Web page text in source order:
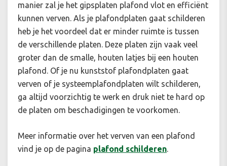
manier zal je het gipsplaten plafond vlot en efficiënt
kunnen verven. Als je plafondplaten gaat schilderen
heb je het voordeel dat er minder ruimte is tussen
de verschillende platen. Deze platen zijn vaak veel
groter dan de smalle, houten latjes bij een houten
plafond. Of je nu kunststof plafondplaten gaat
verven of je systeemplafondplaten wilt schilderen,
ga altijd voorzichtig te werk en druk niet te hard op
de platen om beschadigingen te voorkomen.
Meer informatie over het verven van een plafond
vind je op de pagina plafond schilderen.